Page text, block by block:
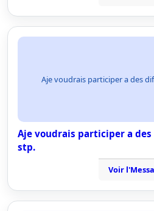
Aje voudrais participer a des
Aje voudrais participer a
stp.
Voir